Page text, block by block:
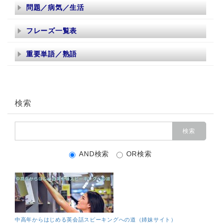
問題／病気／生活
フレーズ一覧表
重要単語／熟語
検索
AND検索 OR検索
中高年からはじめる英会話スピーキングへの道（姉妹サイト）